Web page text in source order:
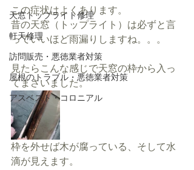
天窓トップライト修理
軒天修理
訪問販売・悪徳業者対策
屋根のトラブル・悪徳業者対策
アスベスト・コロニアル
この症状はよくあります。
昔の天窓（トップライト）は必ずと言
っていいほど雨漏りしますね。。。
見たらこんな感じで天窓の枠から入っ
てまさいました。
枠を外せば木が腐っている、そして水
滴が見えます。